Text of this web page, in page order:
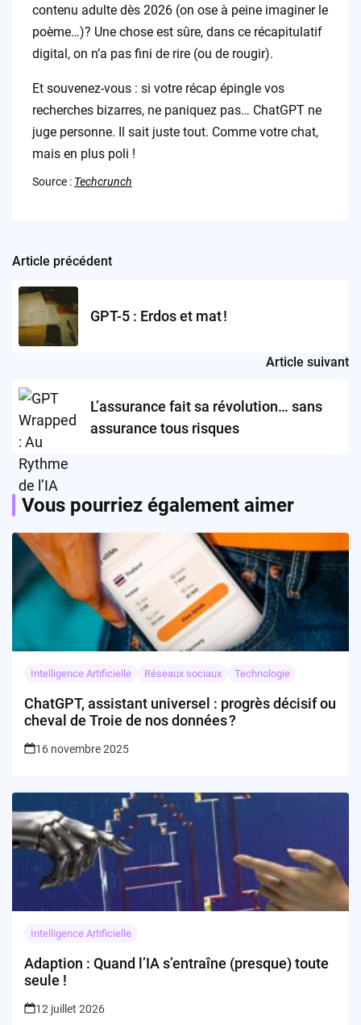
contenu adulte dès 2026 (on ose à peine imaginer le
poème…)? Une chose est sûre, dans ce récapitulatif
digital, on n’a pas fini de rire (ou de rougir).
Et souvenez-vous : si votre récap épingle vos
recherches bizarres, ne paniquez pas… ChatGPT ne
juge personne. Il sait juste tout. Comme votre chat,
mais en plus poli !
Source : Techcrunch
Post
navigation
Article précédent
GPT-5 : Erdos et mat !
Article suivant
L’assurance fait sa révolution… sans
assurance tous risques
Vous pourriez également aimer
Intelligence Artificielle Réseaux sociaux Technologie
ChatGPT, assistant universel : progrès décisif ou
cheval de Troie de nos données ?
16 novembre 2025
Intelligence Artificielle
Adaption : Quand l’IA s’entraîne (presque) toute
seule !
12 juillet 2026